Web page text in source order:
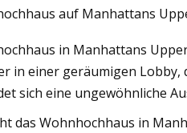
auf Manhattans
in Manhattans
in einer geräumigen
sich eine ungewöhnliche
das Wohnhochhaus in